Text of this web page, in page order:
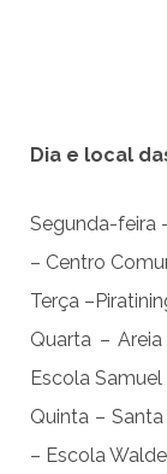
Dia e local
Segunda-feira
– Centro
Terça
Quarta –
Escola
Quinta –
– Escola